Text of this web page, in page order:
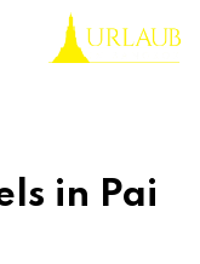
in Pai